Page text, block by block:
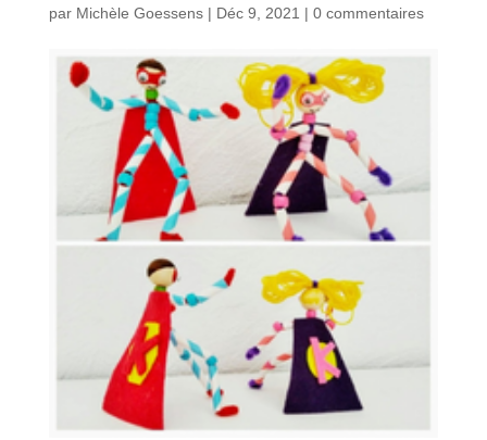
par Michèle Goessens| Déc 9, 2021 | 0 commentaires